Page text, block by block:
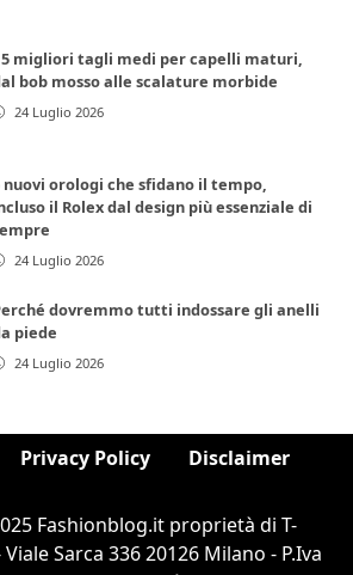
migliori tagli medi per capelli maturi,
bob mosso alle scalature morbide
24 Luglio 2026
nuovi orologi che sfidano il tempo,
il Rolex dal design più essenziale di
24 Luglio 2026
dovremmo tutti indossare gli anelli
piede
24 Luglio 2026
Privacy Policy Disclaimer
Fashionblog.it proprietà di T-
Sarca 336 20126 Milano - P.Iva